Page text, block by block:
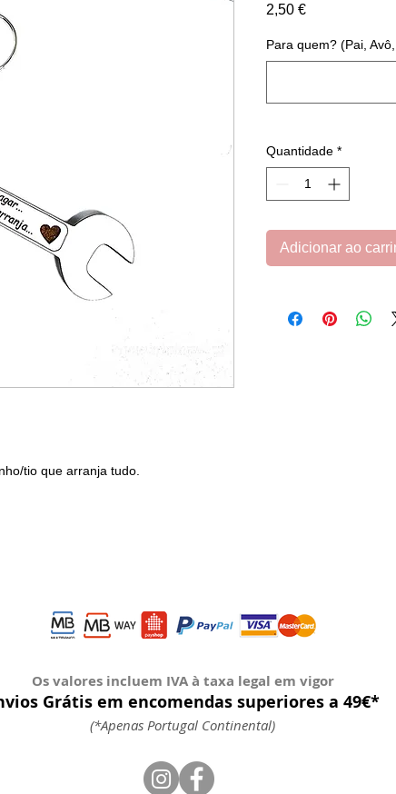
tio que arranja tudo.
2,50 €Preço
Para quem? (Pai,
Quantidade *
Adicionar ao
Os valores incluem IVA à taxa legal em vigor
Grátis em encomendas superiores a 49€*
(*Apenas Portugal Continental)